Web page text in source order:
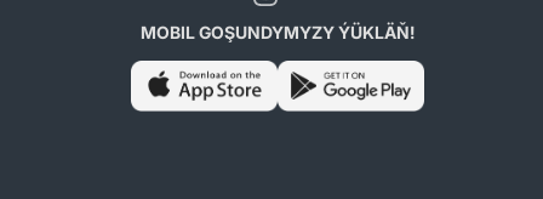
MOBIL GOŞUNDYMYZY ÝÜKLÄŇ!